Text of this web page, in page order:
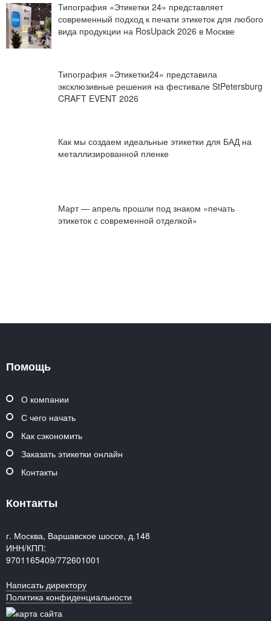
Типография «Этикетки 24» представляет
современный подход к печати этикеток для любого
вида продукции на RosUpack 2026 в Москве
Типография «Этикетки24» представила
эксклюзивные решения на фестивале StPetersburg
CRAFT EVENT 2026
Как мы создаем идеальные этикетки для БАД на
металлизированной пленке
Март — апрель прошли под знаком «печать
этикеток с современной отделкой»
Помощь
О компании
С чего начать
Как сэкономить
Заказать этикетки онлайн
Контакты
Контакты
г. Москва, Варшавское шоссе, д.148
ИНН/КПП:
9701165409/772601001
Написать директору
Политика конфиденциальности